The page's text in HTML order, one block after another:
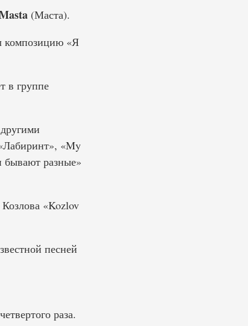
(Маста).
композицию «Я
в группе
«My
бывают разные»
«Kozlov
песней
раза.